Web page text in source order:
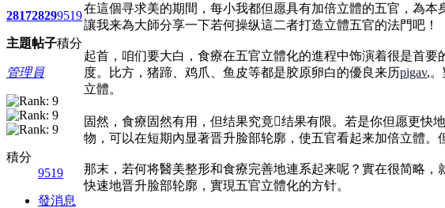
2817
主題
2829
帖子
9519
積分
管理員
積分
9519
發消息
在這個寻求美的期間，每小我都但愿具有加倍立體的五官，為本
讓我来為大師分享一下若何操纵這二者打造立體五官的法門吧！
起首，咱们要大白，食療在五官立體化的進程中饰演着很是首
度。比方，猪蹄、鸡爪、鱼皮等都是胶原卵白的優良来历pigav,
立體。
固然，食療固然有用，但结果究竟结果有限。若是你但愿更快
物，可以在短期內显著晋升脸部轮廓，使五官看起来加倍立體
那末，若何将醫美整形和食療完善地連系起来呢？實在很简略
快速地晋升脸部轮廓，實現五官立體化的方针。